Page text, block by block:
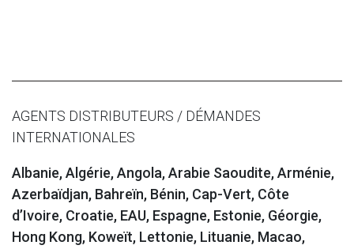
AGENTS DISTRIBUTEURS / DÉMANDES
INTERNATIONALES
Albanie, Algérie, Angola, Arabie Saoudite, Arménie,
Azerbaïdjan, Bahreïn, Bénin, Cap-Vert, Côte
d’Ivoire, Croatie, EAU, Espagne, Estonie, Géorgie,
Hong Kong, Koweït, Lettonie, Lituanie, Macao,